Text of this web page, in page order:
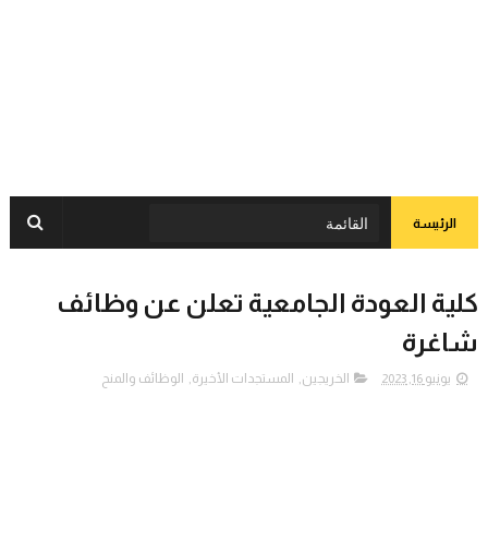
الرئيسة
كلية العودة الجامعية تعلن عن وظائف
شاغرة
يونيو 16, 2023 الخريجين, المستجدات الأخيرة, الوظائف والمنح